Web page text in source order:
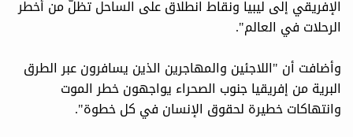
الإفريقي إلى ليبيا ونقاط انطلاق على الساحل تظلّ من أخطر
الرحلات في العالم".
وأضافت أن "اللاجئين والمهاجرين الذين يسافرون عبر الطرق
البرية من إفريقيا جنوب الصحراء يواجهون خطر الموت
وانتهاكات خطيرة لحقوق الإنسان في كل خطوة".